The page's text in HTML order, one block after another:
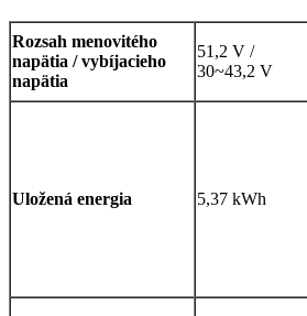
Rozsah menovitého
napätia / vybíjacieho
napätia
51,2 V /
30~43,2 V
Uložená energia 5,37 kWh